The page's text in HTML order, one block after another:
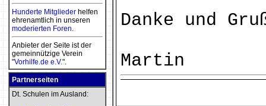
Hunderte Mitglieder helfen
ehrenamtlich in unseren
moderierten Foren.
Anbieter der Seite ist der
gemeinnützige Verein
"Vorhilfe.de e.V.".
Partnerseiten
Dt. Schulen im Ausland:
Danke und
Martin